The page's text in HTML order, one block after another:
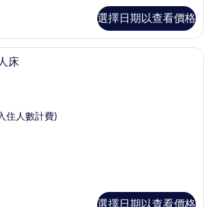
選擇日期以查看價格
高級寢具、羽絨被、客房內保險箱、書
床
住人數計費)
選擇日期以查看價格